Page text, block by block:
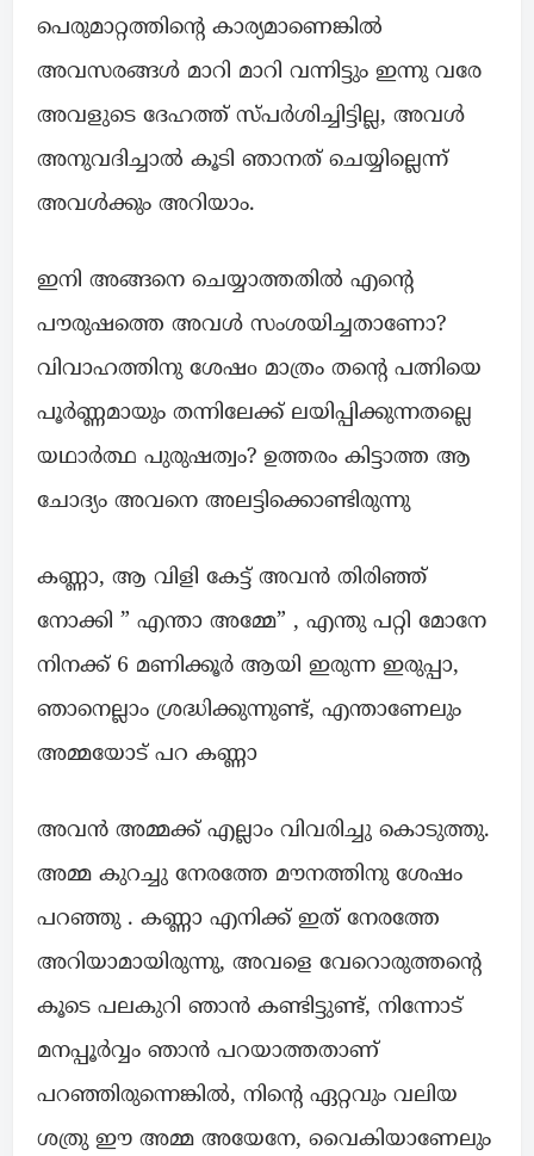
പെരുമാറ്റത്തിന്റെ കാര്യമാണെങ്കിൽ
അവസരങ്ങൾ മാറി മാറി വന്നിട്ടും ഇന്നു വരേ
അവളുടെ ദേഹത്ത് സ്പർശിച്ചിട്ടില്ല, അവൾ
അനുവദിച്ചാൽ കൂടി ഞാനത് ചെയ്യില്ലെന്ന്
അവൾക്കും അറിയാം.
ഇനി അങ്ങനെ ചെയ്യാത്തതിൽ എന്റെ
പൗരുഷത്തെ അവൾ സംശയിച്ചതാണോ?
വിവാഹത്തിനു ശേഷo മാത്രം തന്റെ പത്നിയെ
പൂർണ്ണമായും തന്നിലേക്ക് ലയിപ്പിക്കുന്നതല്ലെ
യഥാർത്ഥ പുരുഷത്വം? ഉത്തരം കിട്ടാത്ത ആ
ചോദ്യം അവനെ അലട്ടിക്കൊണ്ടിരുന്നു
കണ്ണാ, ആ വിളി കേട്ട് അവൻ തിരിഞ്ഞ്
നോക്കി ” എന്താ അമ്മേ” , എന്തു പറ്റി മോനേ
നിനക്ക് 6 മണിക്കൂർ ആയി ഇരുന്ന ഇരുപ്പാ,
ഞാനെല്ലാം ശ്രദ്ധിക്കുന്നുണ്ട്, എന്താണേലും
അമ്മയോട് പറ കണ്ണാ
അവൻ അമ്മക്ക് എല്ലാം വിവരിച്ചു കൊടുത്തു.
അമ്മ കുറച്ചു നേരത്തേ മൗനത്തിനു ശേഷം
പറഞ്ഞു . കണ്ണാ എനിക്ക് ഇത് നേരത്തേ
അറിയാമായിരുന്നു, അവളെ വേറൊരുത്തന്റെ
കൂടെ പലകുറി ഞാൻ കണ്ടിട്ടുണ്ട്, നിന്നോട്
മനപ്പൂർവ്വം ഞാൻ പറയാത്തതാണ്
പറഞ്ഞിരുന്നെങ്കിൽ, നിന്റെ ഏറ്റവും വലിയ
ശത്രു ഈ അമ്മ അയേനേ, വൈകിയാണേലും